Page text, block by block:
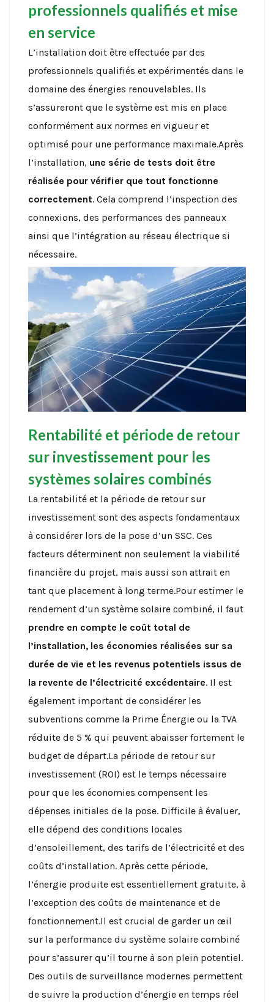
professionnels qualifiés et mise
en service
L’installation doit être effectuée par des
professionnels qualifiés et expérimentés dans le
domaine des énergies renouvelables. Ils
s’assureront que le système est mis en place
conformément aux normes en vigueur et
optimisé pour une performance maximale.Après
l’installation, une série de tests doit être
réalisée pour vérifier que tout fonctionne
correctement. Cela comprend l’inspection des
connexions, des performances des panneaux
ainsi que l’intégration au réseau électrique si
nécessaire.
Rentabilité et période de retour
sur investissement pour les
systèmes solaires combinés
La rentabilité et la période de retour sur
investissement sont des aspects fondamentaux
à considérer lors de la pose d’un SSC. Ces
facteurs déterminent non seulement la viabilité
financière du projet, mais aussi son attrait en
tant que placement à long terme.Pour estimer le
rendement d’un système solaire combiné, il faut
prendre en compte le coût total de
l’installation, les économies réalisées sur sa
durée de vie et les revenus potentiels issus de
la revente de l’électricité excédentaire. Il est
également important de considérer les
subventions comme la Prime Énergie ou la TVA
réduite de 5 % qui peuvent abaisser fortement le
budget de départ.La période de retour sur
investissement (ROI) est le temps nécessaire
pour que les économies compensent les
dépenses initiales de la pose. Difficile à évaluer,
elle dépend des conditions locales
d’ensoleillement, des tarifs de l’électricité et des
coûts d’installation. Après cette période,
l’énergie produite est essentiellement gratuite, à
l’exception des coûts de maintenance et de
fonctionnement.Il est crucial de garder un œil
sur la performance du système solaire combiné
pour s’assurer qu’il tourne à son plein potentiel.
Des outils de surveillance modernes permettent
de suivre la production d’énergie en temps réel